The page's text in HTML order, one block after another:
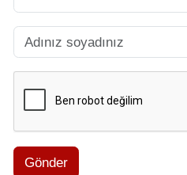
Gönder